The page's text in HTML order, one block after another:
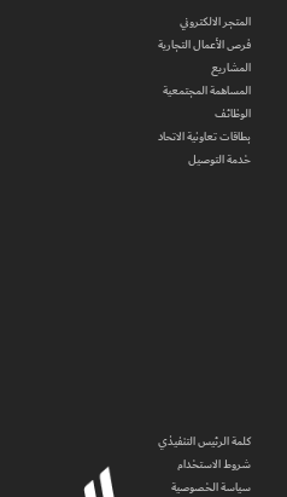
المتجر الالكتروني
فرص الأعمال التجارية
المشاريع
المساهمة المجتمعية
الوظائف
بطاقات تعاونية الاتحاد
خدمة التوصيل
كلمة الرئيس التنفيذي
شروط الاستخدام
سياسة الخصوصية